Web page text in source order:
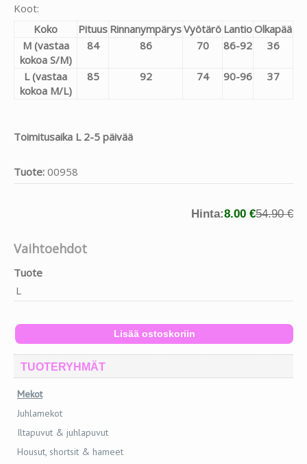
Koot:
Koko
Pituus RinnanympärysVyötärö LantioOlkapää
M (vastaa
kokoa S/M)
84 86 70 86-92 36
L (vastaa
kokoa M/L)
85 92 74 90-96 37
Toimitusaika L 2-5 päivää
Tuote: 00958
Hinta:8.00 €54.90 €
Vaihtoehdot
Tuote
L
TUOTERYHMÄT
Mekot
Juhlamekot
Iltapuvut & juhlapuvut
Housut, shortsit & hameet